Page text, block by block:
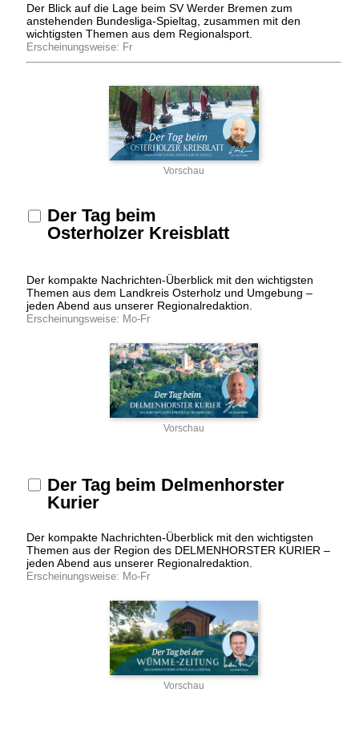
Der Blick auf die Lage beim SV Werder Bremen zum
anstehenden Bundesliga-Spieltag, zusammen mit den
wichtigsten Themen aus dem Regionalsport.
Erscheinungsweise: Fr
Vorschau
Der Tag beim
Osterholzer Kreisblatt
Der kompakte Nachrichten-Überblick mit den wichtigsten
Themen aus dem Landkreis Osterholz und Umgebung –
jeden Abend aus unserer Regionalredaktion.
Erscheinungsweise: Mo-Fr
Vorschau
Der Tag beim Delmenhorster
Kurier
Der kompakte Nachrichten-Überblick mit den wichtigsten
Themen aus der Region des DELMENHORSTER KURIER –
jeden Abend aus unserer Regionalredaktion.
Erscheinungsweise: Mo-Fr
Vorschau